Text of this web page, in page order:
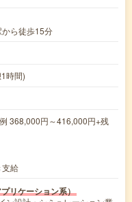
ら徒歩15分
時間)
368,000円～416,000円+残
給
リケーション系）